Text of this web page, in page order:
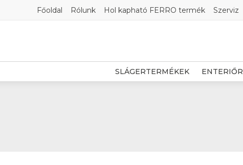
Főoldal Rólunk Hol kapható FERRO termék Szerviz
SLÁGERTERMÉKEK ENTERIŐR